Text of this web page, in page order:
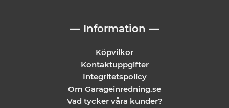
— Information —
Köpvilkor
Kontaktuppgifter
Integritetspolicy
Om Garageinredning.se
Vad tycker våra kunder?